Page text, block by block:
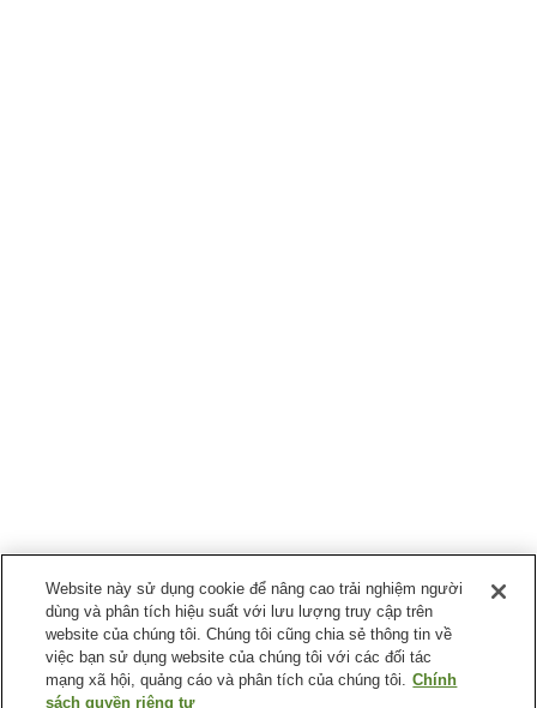
Website này sử dụng cookie để nâng cao trải nghiệm người
dùng và phân tích hiệu suất với lưu lượng truy cập trên
website của chúng tôi. Chúng tôi cũng chia sẻ thông tin về
việc bạn sử dụng website của chúng tôi với các đối tác
mạng xã hội, quảng cáo và phân tích của chúng tôi. Chính
sách quyền riêng tư